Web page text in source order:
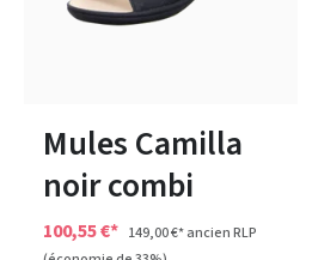
Mules Camilla
noir combi
100,55 €* 149,00 €*ancien RLP